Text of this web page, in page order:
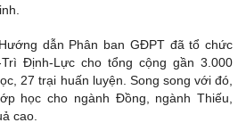
dẫn Phân ban GĐPT đã tổ chức
Định-Lực cho tổng cộng gần 3.000
27 trại huấn luyện. Song song với đó,
học cho ngành Đồng, ngành Thiếu,
cao.